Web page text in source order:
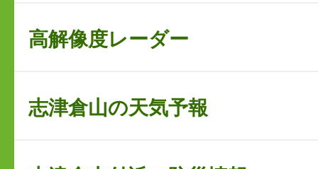
高解像度レーダー
志津倉山の天気予報